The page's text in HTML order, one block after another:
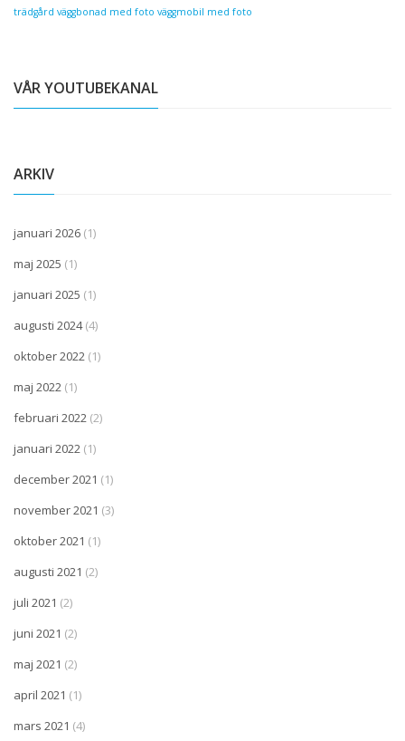
trädgård väggbonad med foto väggmobil med foto
VÅR YOUTUBEKANAL
ARKIV
januari 2026 (1)
maj 2025 (1)
januari 2025 (1)
augusti 2024(4)
oktober 2022 (1)
maj 2022 (1)
februari 2022 (2)
januari 2022 (1)
december 2021 (1)
november 2021 (3)
oktober 2021 (1)
augusti 2021 (2)
juli 2021 (2)
juni 2021 (2)
maj 2021 (2)
april 2021 (1)
mars 2021 (4)